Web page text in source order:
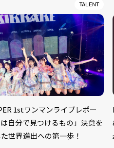
TALENT
1stワンマンライブレポー
自分で見つけるもの」決意を
世界進出への第一歩！